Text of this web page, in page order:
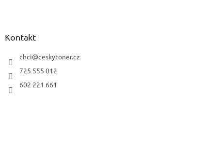
Kontakt
chci@ceskytoner.cz
725 555 012
602 221 661